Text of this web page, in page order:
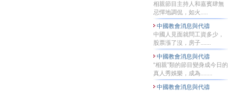
相親節目主持人和嘉賓肆無
忌憚地調侃，如火.....
中國教會消息與代禱
中國人見面就問工資多少，
股票漲了沒，房子.......
中國教會消息與代禱
“相親”類的節目變身成今日的
真人秀娛樂，成為........
中國教會消息與代禱